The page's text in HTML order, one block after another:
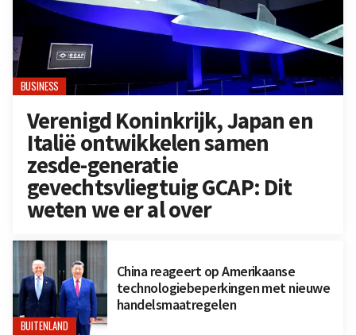
BUSINESS
Verenigd Koninkrijk, Japan en
Italië ontwikkelen samen
zesde-generatie
gevechtsvliegtuig GCAP: Dit
weten we er al over
BUITENLAND
China reageert op Amerikaanse
technologiebeperkingen met nieuwe
handelsmaatregelen